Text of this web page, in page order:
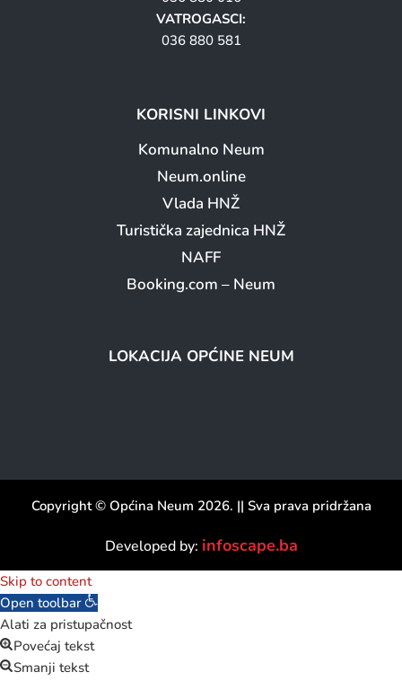
VATROGASCI:
036 880 581
KORISNI LINKOVI
Komunalno Neum
Neum.online
Vlada HNŽ
Turistička zajednica HNŽ
NAFF
Booking.com – Neum
LOKACIJA OPĆINE NEUM
Copyright © Općina Neum 2026. || Sva prava pridržana
Developed by: infoscape.ba
Skip to content
Open toolbar
Alati za pristupačnost
Povećaj tekst
Smanji tekst